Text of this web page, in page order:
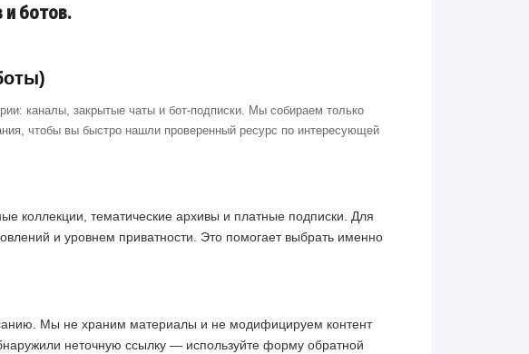
и ботов.
каналы, закрытые чаты и бот-подписки. Мы собираем только
чтобы вы быстро нашли проверенный ресурс по интересующей
коллекции, тематические архивы и платные подписки. Для
и уровнем приватности. Это помогает выбрать именно
Мы не храним материалы и не модифицируем контент
неточную ссылку — используйте форму обратной